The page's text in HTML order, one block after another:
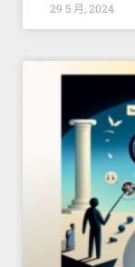
29 5 月, 2024